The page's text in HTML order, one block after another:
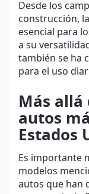
Desde los
construcción,
esencial para
a su
también se ha
para el uso
Más allá
autos
Estados
Es importante
modelos
autos que han